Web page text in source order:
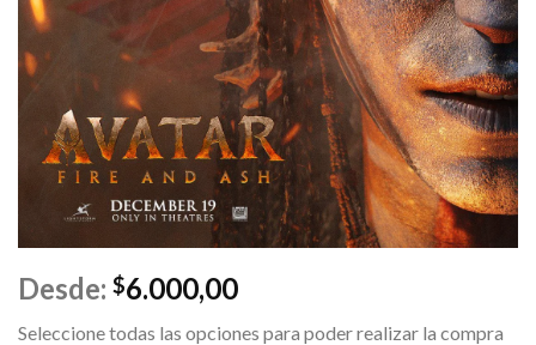
Desde: $6.000,00
Seleccione todas las opciones para poder realizar la compra